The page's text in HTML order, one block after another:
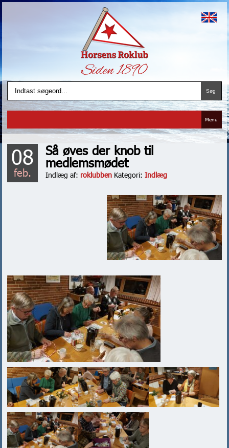
Menu
08
feb.
Så øves der knob til
medlemsmødet
Indlæg af: roklubben Kategori:Indlæg